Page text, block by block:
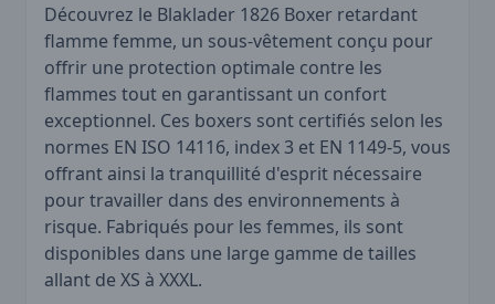
Découvrez le Blaklader 1826 Boxer retardant
flamme femme, un sous-vêtement conçu pour
offrir une protection optimale contre les
flammes tout en garantissant un confort
exceptionnel. Ces boxers sont certifiés selon les
normes EN ISO 14116, index 3 et EN 1149-5, vous
offrant ainsi la tranquillité d'esprit nécessaire
pour travailler dans des environnements à
risque. Fabriqués pour les femmes, ils sont
disponibles dans une large gamme de tailles
allant de XS à XXXL.